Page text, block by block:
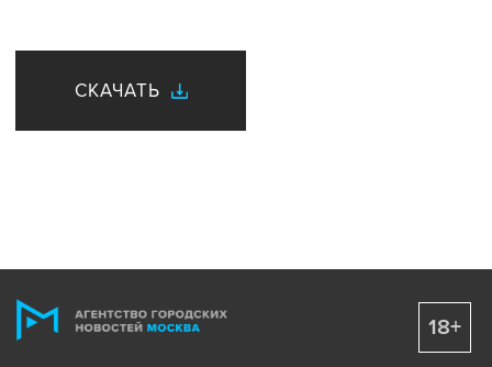
СКАЧАТЬ
18+